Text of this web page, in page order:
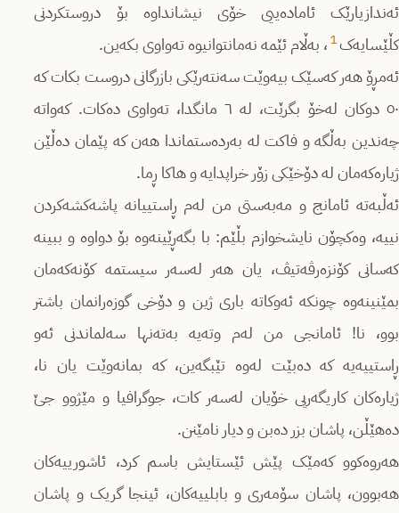
ئەندازیارێک ئامادەییی خۆی نیشانداوە بۆ دروستکردنی
کڵێسایەک1، بەڵام ئێمە نەمانتوانیوە تەواوی بکەین.
ئەمڕۆ هەر کەسێک بیەوێت سەنتەرێکی بازرگانی دروست بکات کە
٥٠ دوکان لەخۆ بگرێت، لە ٦ مانگدا، تەواوی دەکات. کەواتە
چەندین بەڵگە و فاکت لە بەردەستماندا هەن کە پێمان دەڵێن
ژیارەکەمان لە دۆخێکی زۆر خراپدایەو هاکا ڕما.
ئەڵبەتە ئامانج و مەبەستی من لەم ڕاستییانە پاشەکشەکردن
نییە، وەکچۆن نایشخوازم بڵێم: با بگەڕێینەوە بۆ دواوە و ببینە
کەسانی کۆنزەرڤەتیڤ، یان هەر لەسەر سیستمە کۆنەکەمان
بمێنینەوە چونکە ئەوکاتە باری ژین و دۆخی گوزەرانمان باشتر
بوو، نا! ئامانجی من لەم وتەیە بەتەنها سەلماندنی ئەو
ڕاستییەیە کە دەبێت لەوە تێبگەین، کە بمانەوێت یان نا،
ژیارەکان کاریگەریی خۆیان لەسەر کات، جوگرافیا و مێژوو جێ
دەهێڵن، پاشان بزر دەبن و دیار نامێنن.
هەروەکوو کەمێک پێش ئێستایش باسم کرد، ئاشورییەکان
هەبوون، پاشان سۆمەری و بابلییەکان، ئینجا گریک و پاشان